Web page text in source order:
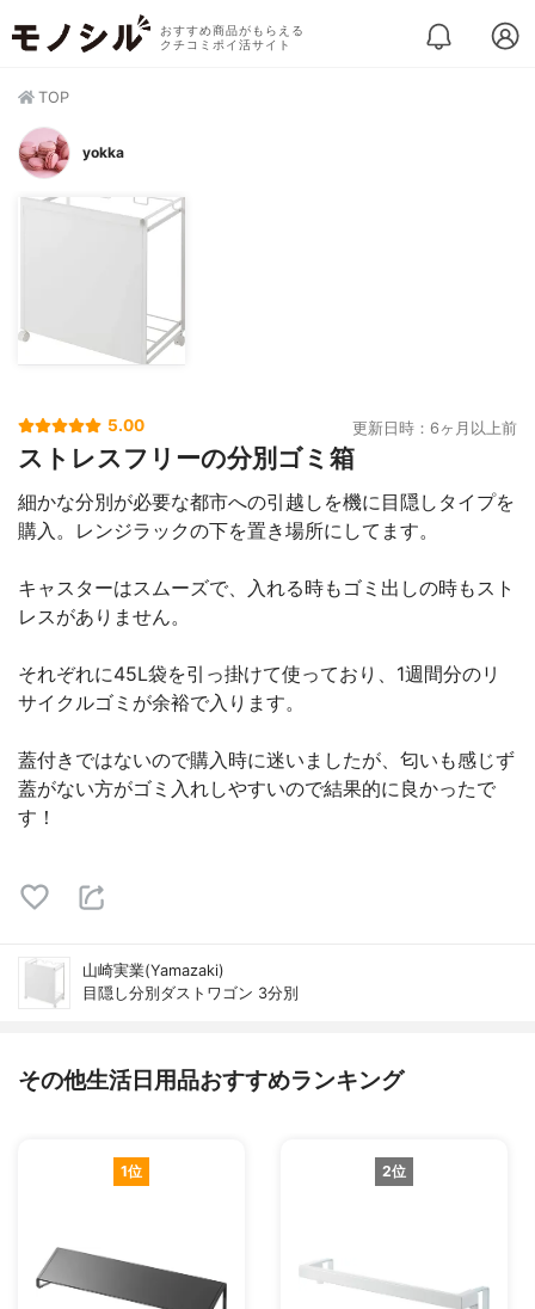
おすすめ商品がもらえる
クチコミポイ活サイト
TOP
yokka
5.00 更新日時：6ヶ月以上前
ストレスフリーの分別ゴミ箱
細かな分別が必要な都市への引越しを機に目隠しタイプを
購入。レンジラックの下を置き場所にしてます。
キャスターはスムーズで、入れる時もゴミ出しの時もスト
レスがありません。
それぞれに45L袋を引っ掛けて使っており、1週間分のリ
サイクルゴミが余裕で入ります。
蓋付きではないので購入時に迷いましたが、匂いも感じず
蓋がない方がゴミ入れしやすいので結果的に良かったで
す！
山崎実業(Yamazaki)
目隠し分別ダストワゴン 3分別
その他生活日用品おすすめランキング
1位 2位